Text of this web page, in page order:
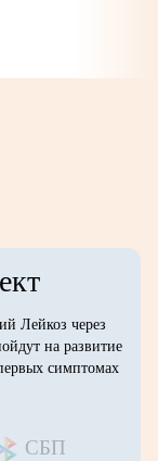
Лейкоз через
на развитие
симптомах
СБП